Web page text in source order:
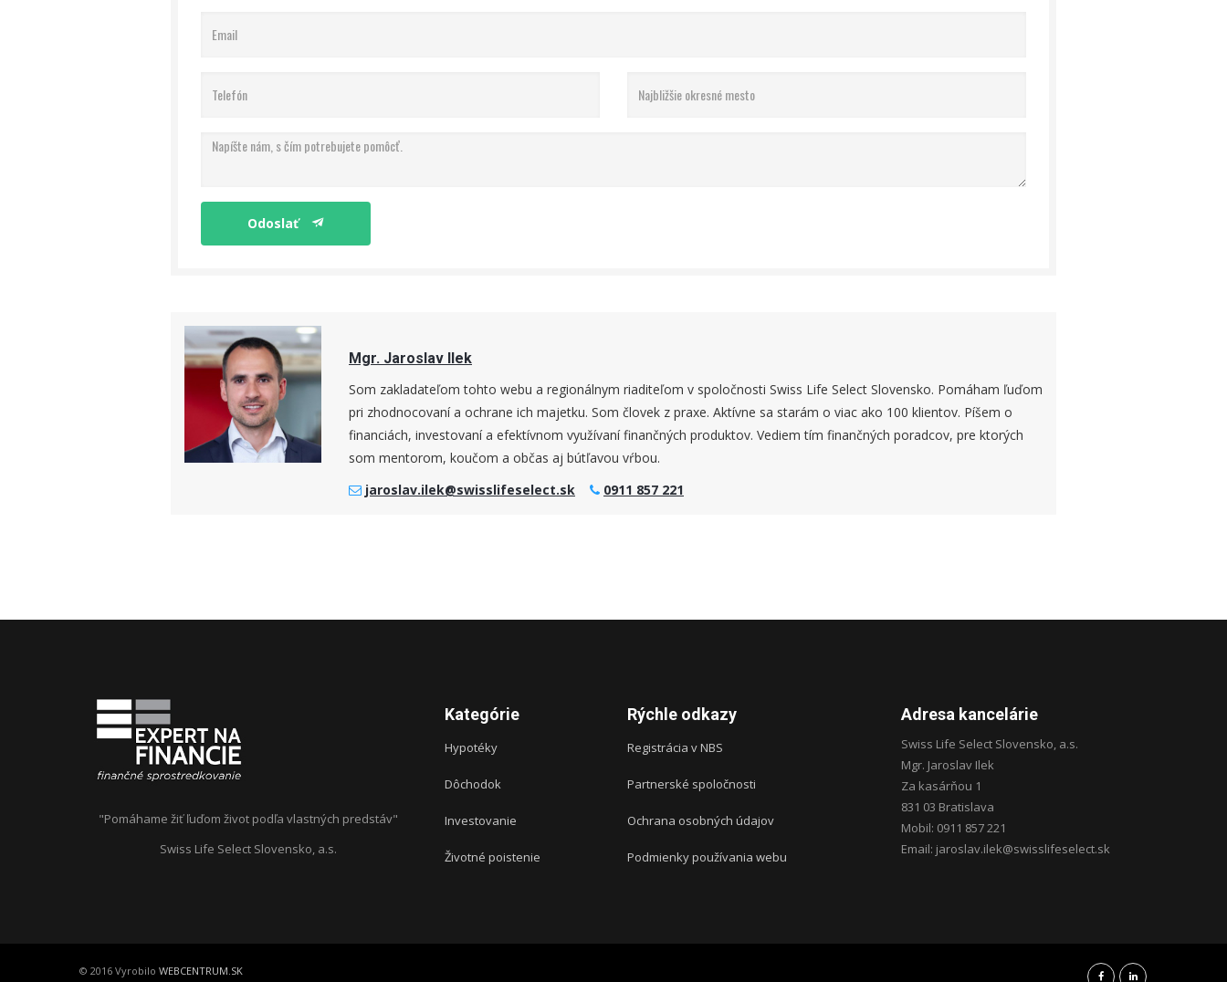
Odoslať
Mgr. Jaroslav Ilek
Som zakladateľom tohto webu a regionálnym riaditeľom v spoločnosti Swiss Life Select Slovensko. Pomáham ľuďom
pri zhodnocovaní a ochrane ich majetku. Som človek z praxe. Aktívne sa starám o viac ako 100 klientov. Píšem o
financiách, investovaní a efektívnom využívaní finančných produktov. Vediem tím finančných poradcov, pre ktorých
som mentorom, koučom a občas aj bútľavou vŕbou.
jaroslav.ilek@swisslifeselect.sk
0911 857 221
"Pomáhame žiť ľuďom život podľa vlastných predstáv"
Swiss Life Select Slovensko, a.s.
Kategórie
Hypotéky
Dôchodok
Investovanie
Životné poistenie
Rýchle odkazy
Registrácia v NBS
Partnerské spoločnosti
Ochrana osobných údajov
Podmienky používania webu
Adresa kancelárie
Swiss Life Select Slovensko, a.s.
Mgr. Jaroslav Ilek
Za kasárňou 1
831 03 Bratislava
Mobil: 0911 857 221
Email: jaroslav.ilek@swisslifeselect.sk
© 2016 Vyrobilo WEBCENTRUM.SK